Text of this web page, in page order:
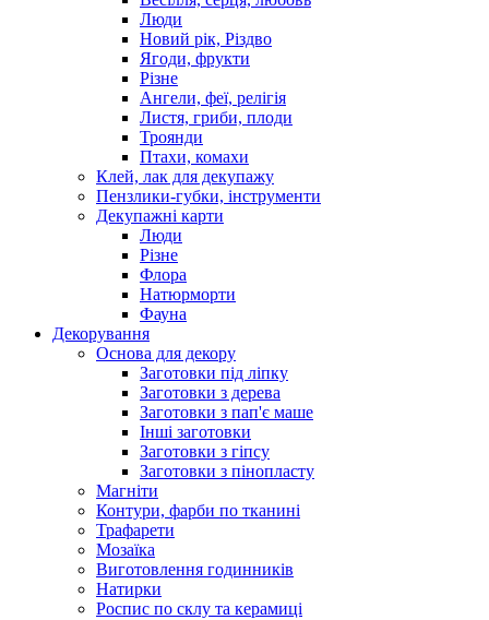
Люди
Новий рік, Різдво
Ягоди, фрукти
Різне
Ангели, феї, релігія
Листя, гриби, плоди
Троянди
Птахи, комахи
Клей, лак для декупажу
Пензлики-губки, інструменти
Декупажні карти
Люди
Різне
Флора
Натюрморти
Фауна
Декорування
Основа для декору
Заготовки під ліпку
Заготовки з дерева
Заготовки з пап'є маше
Інші заготовки
Заготовки з гіпсу
Заготовки з пінопласту
Магніти
Контури, фарби по тканині
Трафарети
Мозаїка
Виготовлення годинників
Натирки
Роспис по склу та керамиці